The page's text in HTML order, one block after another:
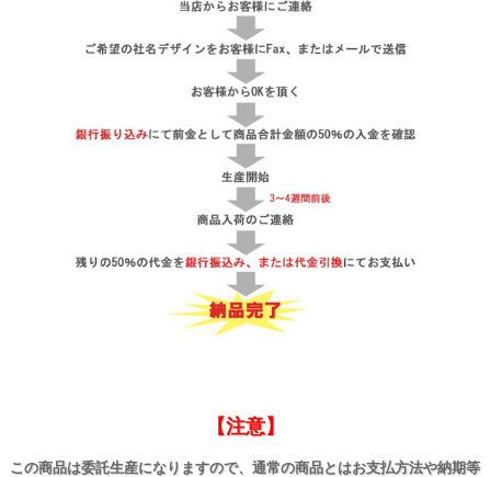
【注意】
この商品は委託生産になりますので、通常の商品とはお支払方法や納期等